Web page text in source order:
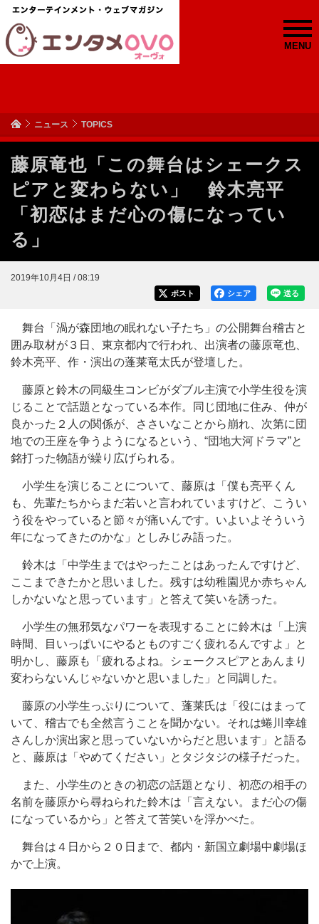
MENU
ニュース TOPICS
藤原竜也「この舞台はシェークス
ピアと変わらない」 鈴木亮平
「初恋はまだ心の傷になってい
る」
2019年10月4日 / 08:19
送る
シェア
ポスト
舞台「渦が森団地の眠れない子たち」の公開舞台稽古と
囲み取材が３日、東京都内で行われ、出演者の藤原竜也、
鈴木亮平、作・演出の蓬莱竜太氏が登壇した。
藤原と鈴木の同級生コンビがダブル主演で小学生役を演
じることで話題となっている本作。同じ団地に住み、仲が
良かった２人の関係が、ささいなことから崩れ、次第に団
地での王座を争うようになるという、“団地大河ドラマ”と
銘打った物語が繰り広げられる。
小学生を演じることについて、藤原は「僕も亮平くん
も、先輩たちからまだ若いと言われていますけど、こうい
う役をやっていると節々が痛いんです。いよいよそういう
年になってきたのかな」としみじみ語った。
鈴木は「中学生まではやったことはあったんですけど、
ここまできたかと思いました。残すは幼稚園児か赤ちゃん
しかないなと思っています」と答えて笑いを誘った。
小学生の無邪気なパワーを表現することに鈴木は「上演
時間、目いっぱいにやるとものすごく疲れるんですよ」と
明かし、藤原も「疲れるよね。シェークスピアとあんまり
変わらないんじゃないかと思いました」と同調した。
藤原の小学生っぷりについて、蓬莱氏は「役にはまって
いて、稽古でも全然言うことを聞かない。それは蜷川幸雄
さんしか演出家と思っていないからだと思います」と語る
と、藤原は「やめてください」とタジタジの様子だった。
また、小学生のときの初恋の話題となり、初恋の相手の
名前を藤原から尋ねられた鈴木は「言えない。まだ心の傷
になっているから」と答えて苦笑いを浮かべた。
舞台は４日から２０日まで、都内・新国立劇場中劇場ほ
かで上演。